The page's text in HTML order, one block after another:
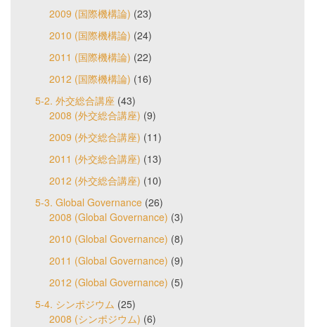
2009 (国際機構論) (23)
2010 (国際機構論) (24)
2011 (国際機構論) (22)
2012 (国際機構論) (16)
5-2. 外交総合講座 (43)
2008 (外交総合講座) (9)
2009 (外交総合講座) (11)
2011 (外交総合講座) (13)
2012 (外交総合講座) (10)
5-3. Global Governance (26)
2008 (Global Governance) (3)
2010 (Global Governance) (8)
2011 (Global Governance) (9)
2012 (Global Governance) (5)
5-4. シンポジウム (25)
2008 (シンポジウム) (6)